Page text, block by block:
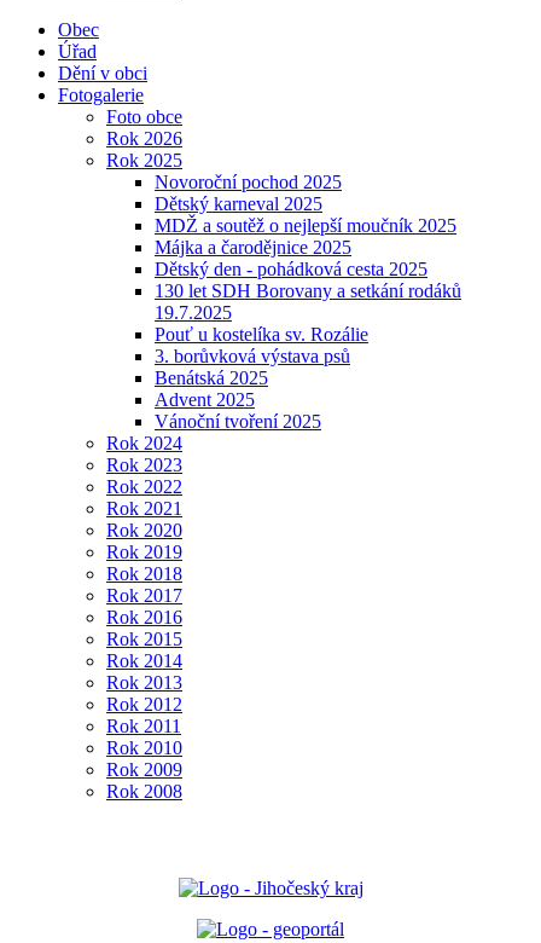
Obec
Úřad
Dění v obci
Fotogalerie
Foto obce
Rok 2026
Rok 2025
Novoroční pochod 2025
Dětský karneval 2025
MDŽ a soutěž o nejlepší moučník 2025
Májka a čarodějnice 2025
Dětský den - pohádková cesta 2025
130 let SDH Borovany a setkání rodáků
19.7.2025
Pouť u kostelíka sv. Rozálie
3. borůvková výstava psů
Benátská 2025
Advent 2025
Vánoční tvoření 2025
Rok 2024
Rok 2023
Rok 2022
Rok 2021
Rok 2020
Rok 2019
Rok 2018
Rok 2017
Rok 2016
Rok 2015
Rok 2014
Rok 2013
Rok 2012
Rok 2011
Rok 2010
Rok 2009
Rok 2008